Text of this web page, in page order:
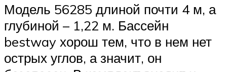
Модель 56285 длиной почти 4 м, а
глубиной – 1,22 м. Бассейн
bestway хорош тем, что в нем нет
острых углов, а значит, он